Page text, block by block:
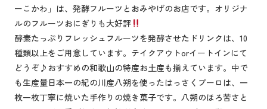
ーこかわ」は、発酵フルーツとおみやげのお店です。オリジナ
ルのフルーツおにぎりも大好評
酵素たっぷりフレッシュフルーツを発酵させたドリンクは、10
種類以上をご用意しています。テイクアウトorイートインにて
どうぞ♪おすすめの和歌山の特産お土産も揃えています。中で
も生産量日本一の紀の川産八朔を使ったはっさくプーロは、一
枚一枚丁寧に焼いた手作りの焼き菓子です。八朔のほろ苦さと